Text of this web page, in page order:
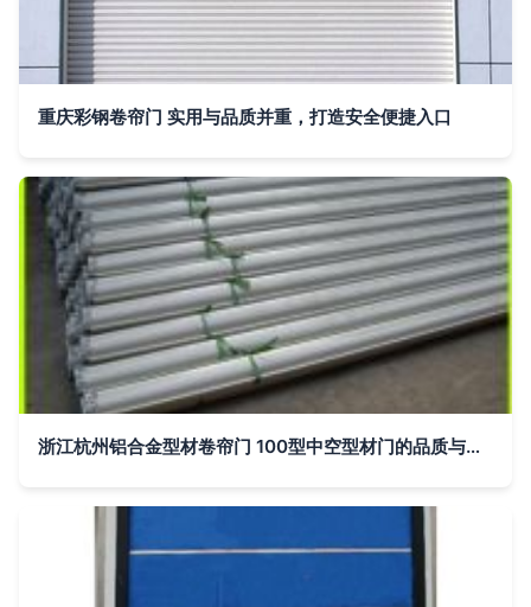
重庆彩钢卷帘门 实用与品质并重，打造安全便捷入口
浙江杭州铝合金型材卷帘门 100型中空型材门的品质与价格解析